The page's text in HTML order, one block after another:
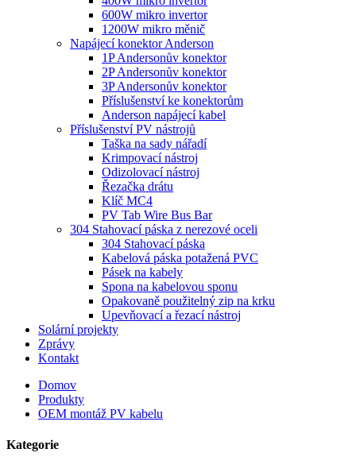
600W mikro invertor
1200W mikro měnič
Napájecí konektor Anderson
1P Andersonův konektor
2P Andersonův konektor
3P Andersonův konektor
Příslušenství ke konektorům
Anderson napájecí kabel
Příslušenství PV nástrojů
Taška na sady nářadí
Krimpovací nástroj
Odizolovací nástroj
Řezačka drátu
Klíč MC4
PV Tab Wire Bus Bar
304 Stahovací páska z nerezové oceli
304 Stahovací páska
Kabelová páska potažená PVC
Pásek na kabely
Spona na kabelovou sponu
Opakovaně použitelný zip na krku
Upevňovací a řezací nástroj
Solární projekty
Zprávy
Kontakt
Domov
Produkty
OEM montáž PV kabelu
Kategorie